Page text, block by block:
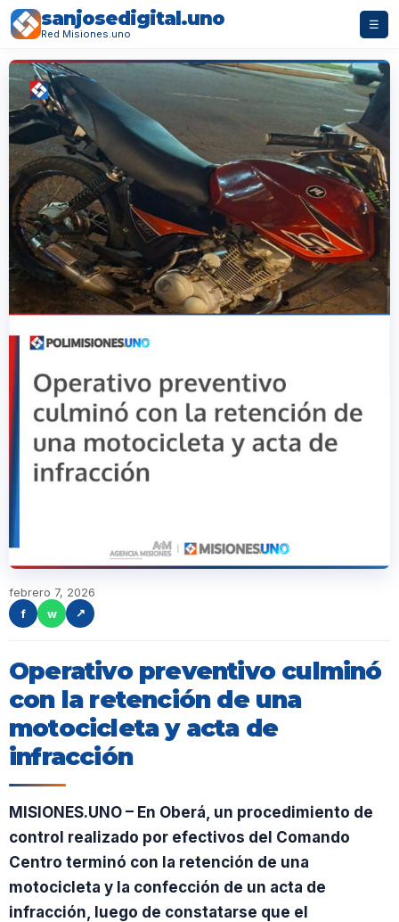
sanjosedigital.uno
Red Misiones.uno
☰
febrero 7, 2026
f
w ↗
Operativo preventivo culminó
con la retención de una
motocicleta y acta de
infracción
MISIONES.UNO – En Oberá, un procedimiento de
control realizado por efectivos del Comando
Centro terminó con la retención de una
motocicleta y la confección de un acta de
infracción, luego de constatarse que el